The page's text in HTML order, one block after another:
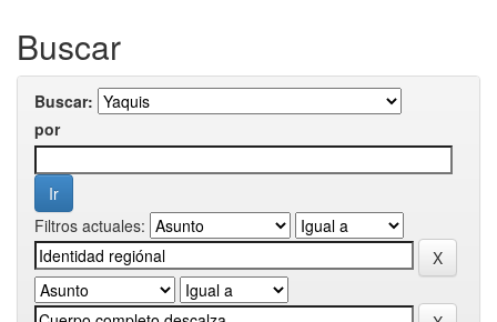
Buscar
Buscar:
por
Filtros actuales: